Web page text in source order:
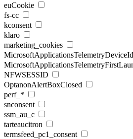
euCookie
fs-cc
kconsent
klaro
marketing_cookies
MicrosoftApplicationsTelemetryDeviceId
NFWSESSID
OptanonAlertBoxClosed
perf_*
snconsent
ssm_au_c
tarteaucitron
termsfeed_pc1_consent